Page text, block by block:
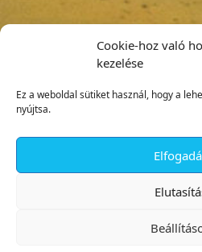
Cookie-hoz való
kezelése
Ez a weboldal sütiket használ, hogy a
nyújtsa.